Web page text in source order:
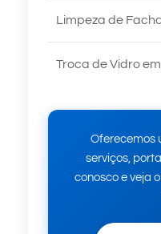
Limpeza de
Troca de Vidro
Oferecemos
serviços,
conosco e veja